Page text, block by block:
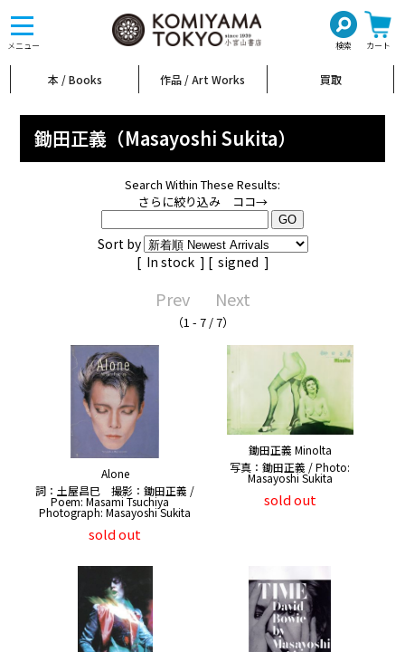
メニュー 検索 カート
toggle
navigation
本 / Books 作品 / Art Works 買取
鋤田正義（Masayoshi Sukita）
Search Within These Results:
さらに絞り込み ココ→
Sort by
[ In stock ] [ signed ]
Prev Next
（1 - 7 / 7）
Alone
詞：土屋昌巳 撮影：鋤田正義 /
Poem: Masami Tsuchiya
Photograph: Masayoshi Sukita
sold out
鋤田正義 Minolta
写真：鋤田正義 / Photo:
Masayoshi Sukita
sold out